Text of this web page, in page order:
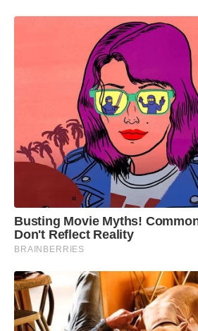
Busting Movie Myths!
Don't Reflect Reality
BRAINBERRIES